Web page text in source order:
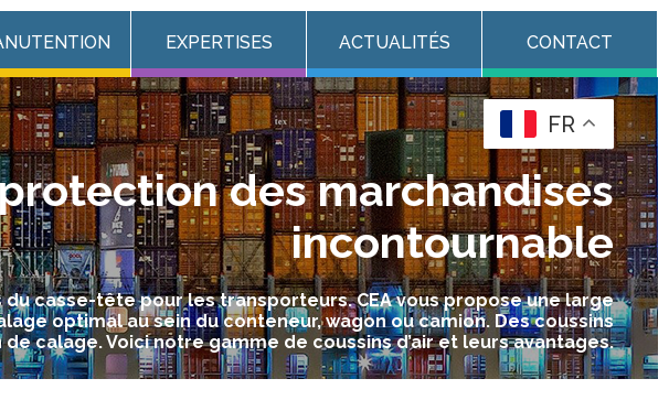
EXPERTISES ACTUALITÉS CONTACT
FR
des marchandises
incontournable
casse-tête pour les transporteurs. CEA vous propose une large
optimal au sein du conteneur, wagon ou camion. Des coussins
calage. Voici notre gamme de coussins d’air et leurs avantages.